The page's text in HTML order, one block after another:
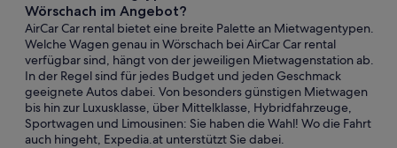
Wörschach im Angebot?
AirCar Car rental bietet eine breite Palette an Mietwagentypen.
Welche Wagen genau in Wörschach bei AirCar Car rental
verfügbar sind, hängt von der jeweiligen Mietwagenstation ab.
In der Regel sind für jedes Budget und jeden Geschmack
geeignete Autos dabei. Von besonders günstigen Mietwagen
bis hin zur Luxusklasse, über Mittelklasse, Hybridfahrzeuge,
Sportwagen und Limousinen: Sie haben die Wahl! Wo die Fahrt
auch hingeht, Expedia.at unterstützt Sie dabei.